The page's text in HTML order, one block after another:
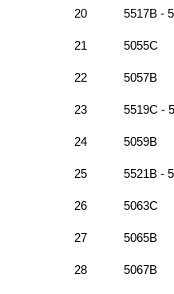
20 5517B -
21 5055C
22 5057B
23 5519C -
24 5059B
25 5521B -
26 5063C
27 5065B
28 5067B